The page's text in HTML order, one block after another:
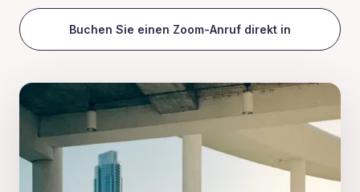
Buchen Sie einen Zoom-Anruf direkt in